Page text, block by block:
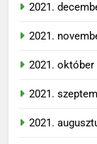
2021.
2021.
2021. október
2021.
2021.